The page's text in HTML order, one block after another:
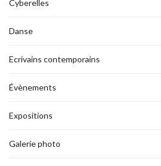
Cyberelles
Danse
Ecrivains contemporains
Évènements
Expositions
Galerie photo